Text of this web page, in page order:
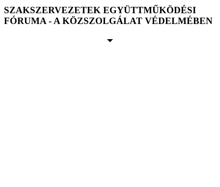
SZAKSZERVEZETEK EGYÜTTMŰKÖDÉSI
FÓRUMA - A KÖZSZOLGÁLAT VÉDELMÉBEN